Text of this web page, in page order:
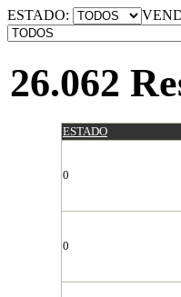
ESTADO:
26.062
ESTADO
0
0